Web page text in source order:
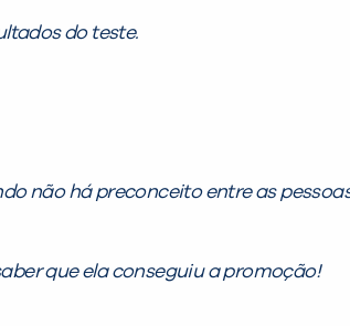
do teste.
não há preconceito entre as
que ela conseguiu a promoção!